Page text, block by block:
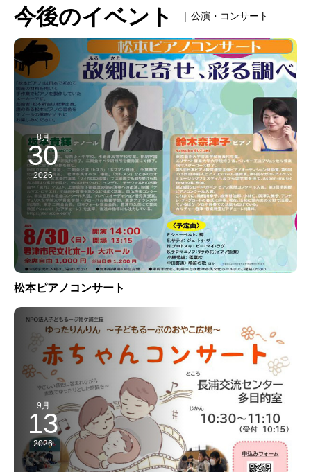
今後のイベント | 公演・コンサート
8月
30
2026
松本ピアノコンサート
9月
13
2026